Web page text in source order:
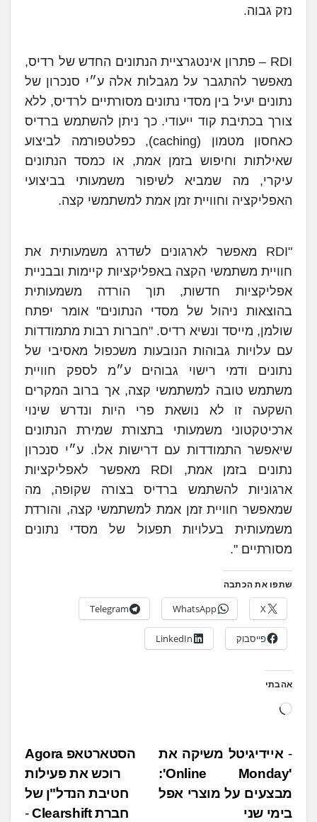
נזק גבוה.
RDI – פתרון אינטגרציית הנתונים החדש של רדיס,
מאפשר להתגבר על מגבלות אלה ע״י סנכרון של
נתונים יעיל בין מסדי נתונים מסורתיים לרדיס, ללא
צורך בכתיבת קוד ייעודי. כך ניתן להשתמש ברדיס
כאחסון מטמון (caching), כפלטפורמה לביצוע
שאילתות וחיפוש בזמן אמת, או כמסד הנתונים
עיקרי, מה שמביא לשיפור משמעותי בביצועי
האפליקציה וחוויית זמן אמת למשתמשי קצה.
"RDI מאפשר לארגונים לשדרג משמעותית את
חוויית משתמשי הקצה באפליקציות קיימות ובבניית
אפליקציות חדשות, תוך הורדה משמעותית
בהוצאות ניהול של מסדי הנתונים" אומר יפתח
שולמן, מייסד ונשיא רדיס. "חברות רבות מתמודדות
עם עלויות גבוהות הנובעות משכפול מאסיבי של
נתונים ודמי רישוי גבוהים ע״מ לספק חוויית
משתמש טובה למשתמשי קצה, אך ברוב המקרים
השקעה זו לא נושאת פרי היות ונדרש שינוי
ארכיטקטוני משמעותי בתצורת שמירת הנתונים
שיאפשר התמודדות עם דרישות אלו. ע״י סנכרון
נתונים בזמן אמת, RDI מאפשר לאפליקציות
ארגוניות להשתמש ברדיס בצורה שקופה, מה
שמאפשר חוויית זמן אמת למשתמשי קצה, והורדת
משמעותית בעלויות תפעול של מסדי נתונים
מסורתיים ".
שתפו את הכתבה
X
WhatsApp
Telegram
פייסבוק LinkedIn
אהבתי
ט
נ
י
ו
הסטארטאפ Agora
רוכש את פעילות
חטיבת הנדל"ן של
חברת Clearshift
איידיגיטל משיקה את
'Online Monday':
מבצעים על מוצרי אפל
בימי שני